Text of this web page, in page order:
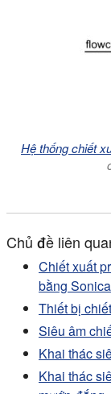
Hệ thống chiết
Chủ đề liên
Chiết xuất
bằng
Thiết bị
Siêu âm
Khai thác
Khai thác